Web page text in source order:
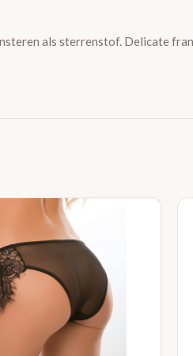
als sterrenstof. Delicate